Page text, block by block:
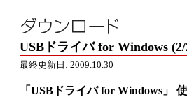
USBドライバ for Windows
最終更新日: 2009.10.30
「USBドライバ for Windows」